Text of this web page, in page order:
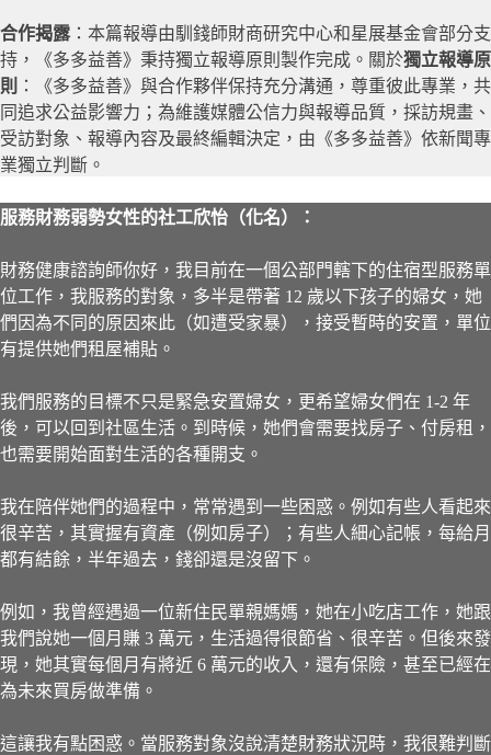
合作揭露 ：本篇報導由馴錢師財商研究中心和星展基金會部分支
持，《多多益善》秉持獨立報導原則製作完成。關於獨立報導原
則
：《多多益善》與合作夥伴保持充分溝通，尊重彼此專業，共
同追求公益影響力；為維護媒體公信力與報導品質，採訪規畫、
受訪對象、報導內容及最終編輯決定，由《多多益善》依新聞專
業獨立判斷。
服務財務弱勢女性的社工欣怡（化名）：
財務健康諮詢師你好，我目前在一個公部門轄下的住宿型服務單
位工作，我服務的對象，多半是帶著 12 歲以下孩子的婦女，她
們因為不同的原因來此（如遭受家暴），接受暫時的安置，單位
有提供她們租屋補貼。
我們服務的目標不只是緊急安置婦女，更希望婦女們在 1-2 年
後，可以回到社區生活。到時候，她們會需要找房子、付房租，
也需要開始面對生活的各種開支。
我在陪伴她們的過程中，常常遇到一些困惑。例如有些人看起來
很辛苦，其實握有資產（例如房子）；有些人細心記帳，每給月
都有結餘，半年過去，錢卻還是沒留下。
例如，我曾經遇過一位新住民單親媽媽，她在小吃店工作，她跟
我們說她一個月賺 3 萬元，生活過得很節省、很辛苦。但後來發
現，她其實每個月有將近 6 萬元的收入，還有保險，甚至已經在
為未來買房做準備。
這讓我有點困惑。當服務對象沒說清楚財務狀況時，我很難判斷